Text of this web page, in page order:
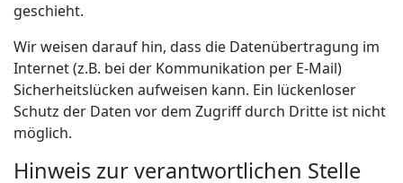
geschieht.
Wir weisen darauf hin, dass die Datenübertragung im
Internet (z.B. bei der Kommunikation per E-Mail)
Sicherheitslücken aufweisen kann. Ein lückenloser
Schutz der Daten vor dem Zugriff durch Dritte ist nicht
möglich.
Hinweis zur verantwortlichen Stelle